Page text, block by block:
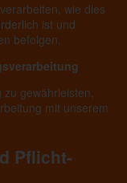
wie dies
ist und
befolgen.
gewährleisten,
mit unserem
Pflicht­